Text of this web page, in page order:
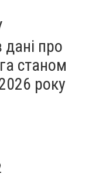
про
станом
року